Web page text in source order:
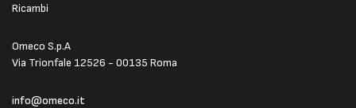
Omeco S.p.A
Via Trionfale 12526 - 00135 Roma
info@omeco.it
Ricambi